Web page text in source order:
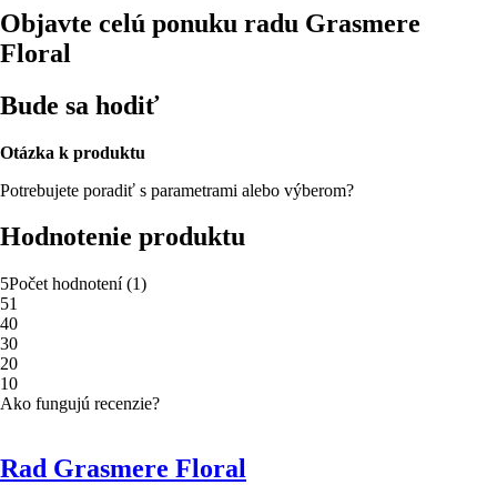
Objavte celú ponuku radu Grasmere
Floral
Bude sa hodiť
Otázka k produktu
Potrebujete poradiť s parametrami alebo výberom?
Hodnotenie produktu
5Počet hodnotení(1)
51
40
30
20
10
Ako fungujú recenzie?
Rad Grasmere Floral